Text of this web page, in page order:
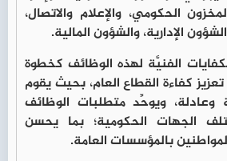
الحكومي، والإعلام والاتصال،
الإدارية، والشؤون المالية.
الفنيَّة لهذه الوظائف كخطوة
كفاءة القطاع العام، بحيث يقوم
ويوحِّد متطلبات الوظائف
الجهات الحكومية؛ بما يحسن
بالمؤسسات العامة.